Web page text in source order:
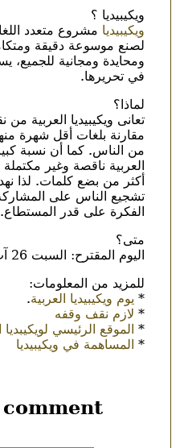
ويكيبيديا ؟
ويكيبيديا مشروع متعدد
لصنع موسوعة دقيقة
ومحايدة ومجانية للجميع،
في تحريرها.
لماذا؟
تعانى ويكيبيديا العربية
مقارنة بلغات أقل شهرة
من الناس. كما أن نسبة
العربية ناقصة وغير
أكثر من بضع كلمات. لذا
تشجيع الناس على المشاركة
الفكرة على قدر المستطاع.
متى؟
اليوم المقترح: السبت 26 آب، 2006
للمزيد من المعلومات:
* يوم ويكيبيديا العربية.
* لازم نقف وقفه
* الموقع الرئيسي لويكيبديا
* المساهمة في ويكيبيديا